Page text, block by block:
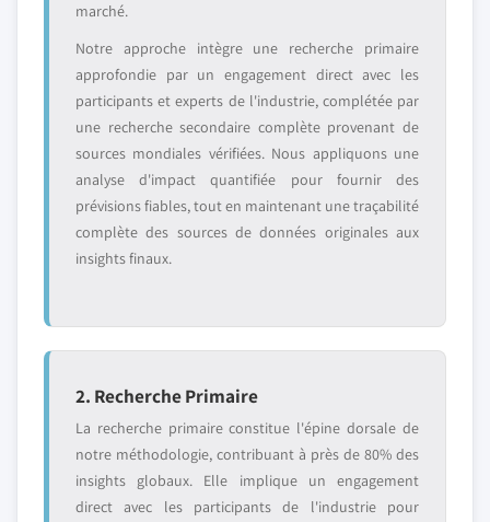
marché.
Notre approche intègre une recherche primaire
approfondie par un engagement direct avec les
participants et experts de l'industrie, complétée par
une recherche secondaire complète provenant de
sources mondiales vérifiées. Nous appliquons une
analyse d'impact quantifiée pour fournir des
prévisions fiables, tout en maintenant une traçabilité
complète des sources de données originales aux
insights finaux.
2. Recherche Primaire
La recherche primaire constitue l'épine dorsale de
notre méthodologie, contribuant à près de 80% des
insights globaux. Elle implique un engagement
direct avec les participants de l'industrie pour